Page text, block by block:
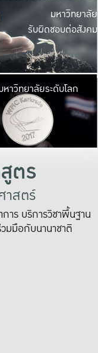
มหาวิ
ค
เปิดประ
และพบเรื่องราวใ
มหาวิทยาลัย
รับผิดชอบต่อสังคม
มหาวิ
เปลี่ยนแปลง แล
เพื่อทำง
ระบบสารสนเทศ
หาวิทยาลัยระดับโลก
ตร
าสตร์
ร บริการวิชาพื้นฐาน
มมือกับนานาชาติ